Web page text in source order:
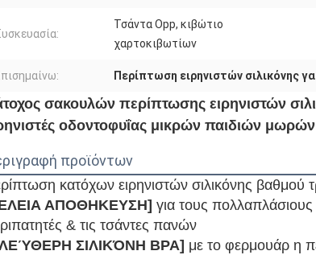
Τσάντα Opp, κιβώτιο
χαρτοκιβωτίων
Περίπτωση ειρηνιστών σιλικόνης
σακουλών περίπτωσης ειρηνιστών
οδοντοφυΐας μικρών παιδιών μωρών
προϊόντων
κατόχων ειρηνιστών σιλικόνης
ΑΠΟΘΗΚΕΥΣΗ] για τους πολλαπλάσιους
& τις τσάντες πανών
ΣΙΛΙΚΌΝΗ BPA] με το φερμουάρ η